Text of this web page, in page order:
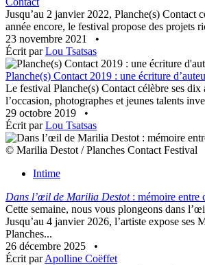
Jusqu’au 2 janvier 2022, Planche(s) Contact
année encore, le festival propose des projets
23 novembre 2021
•
Écrit parLou Tsatsas
Planche(s) Contact 2019 : une écriture
Le festival Planche(s) Contact célèbre ses dix
l’occasion, photographes et jeunes talents
29 octobre 2019
•
Écrit parLou Tsatsas
© Marilia Destot / Planches Contact Festival
Intime
Dans l’œil de Marilia Destot: mémoire entre
Cette semaine, nous vous plongeons dans
Jusqu’au 4 janvier 2026, l’artiste expose ses
Planches...
26 décembre 2025
•
Écrit parApolline Coëffet